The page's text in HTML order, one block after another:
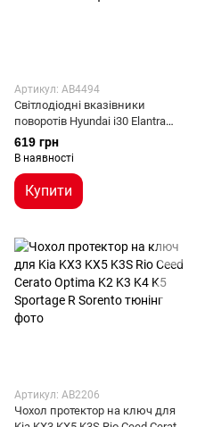
Артикул: AB4494
Світлодіодні вказівники
поворотів Hyundai i30 Elantra
Avante / Kia Ceed ED Pro Rio 3
Rondo
619 грн
В наявності
Купити
Артикул: AB2206
Чохол протектор на ключ для